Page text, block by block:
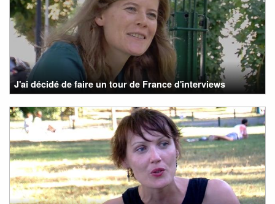
J'ai décidé de faire un tour de France d'interviews